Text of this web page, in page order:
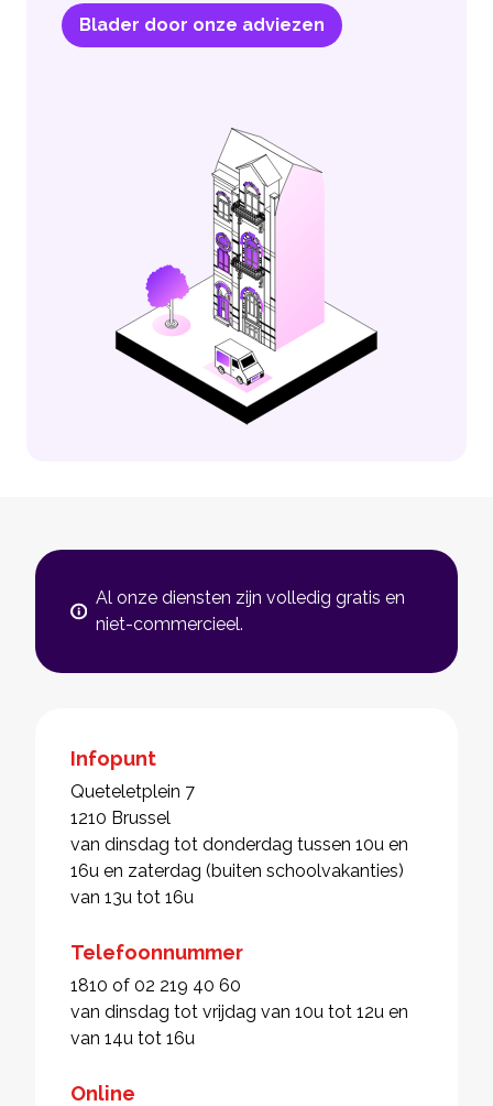
Blader door onze adviezen
Al onze diensten zijn volledig gratis en
niet-commercieel.
Infopunt
Queteletplein 7
1210 Brussel
van dinsdag tot donderdag tussen 10u en
16u en zaterdag (buiten schoolvakanties)
van 13u tot 16u
Telefoonnummer
1810 of 02 219 40 60
van dinsdag tot vrijdag van 10u tot 12u en
van 14u tot 16u
Online